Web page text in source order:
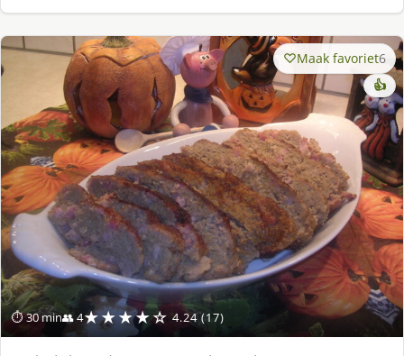
⏱ 30 min👥 4★★★★☆ 4.24 (17)
Maak favoriet6
👍